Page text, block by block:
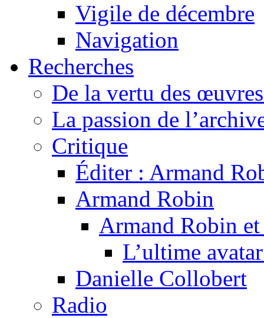
Vigile de décembre
Navigation
Recherches
De la vertu des
La passion de
Critique
Éditer : Armand
Armand Robin
Armand Robin
L’ultime
Danielle Collobert
Radio